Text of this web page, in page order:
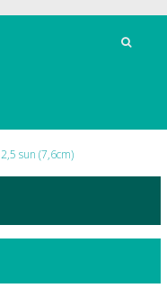
2,5 sun (7,6cm)